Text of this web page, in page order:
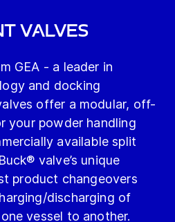
Valves
GEA - a leader in
and docking
offer a modular, off-
your powder handling
available split
valve’s unique
product changeovers
discharging of
vessel to another.